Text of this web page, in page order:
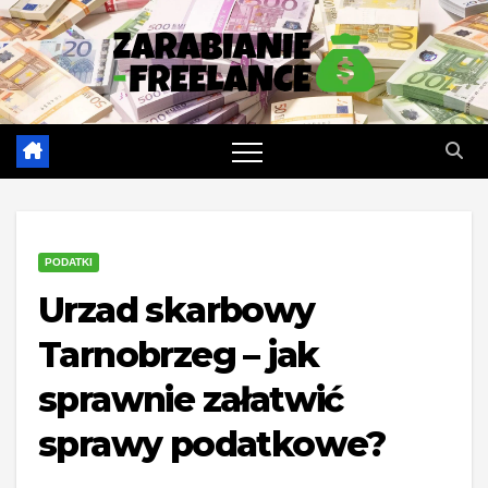
Skip
to
content
PODATKI
Urzad skarbowy
Tarnobrzeg – jak
sprawnie załatwić
sprawy podatkowe?